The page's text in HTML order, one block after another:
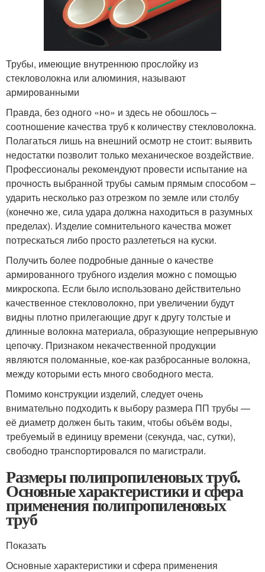
Трубы, имеющие внутреннюю прослойку из
стекловолокна или алюминия, называют
армированными
Правда, без одного «но» и здесь не обошлось –
соотношение качества труб к количеству стекловолокна.
Полагаться лишь на внешний осмотр не стоит: выявить
недостатки позволит только механическое воздействие.
Профессионалы рекомендуют провести испытание на
прочность выбранной трубы самым прямым способом –
ударить несколько раз отрезком по земле или столбу
(конечно же, сила удара должна находиться в разумных
пределах). Изделие сомнительного качества может
потрескаться либо просто разлететься на куски.
Получить более подробные данные о качестве
армированного трубного изделия можно с помощью
микроскопа. Если было использовано действительно
качественное стекловолокно, при увеличении будут
видны плотно прилегающие друг к другу толстые и
длинные волокна материала, образующие непрерывную
цепочку. Признаком некачественной продукции
являются поломанные, кое-как разбросанные волокна,
между которыми есть много свободного места.
Помимо конструкции изделий, следует очень
внимательно подходить к выбору размера ПП трубы —
её диаметр должен быть таким, чтобы объём воды,
требуемый в единицу времени (секунда, час, сутки),
свободно транспортировался по магистрали.
Размеры полипропиленовых труб.
Основные характеристики и сфера
применения полипропиленовых
труб
Показать
Основные характеристики и сфера применения